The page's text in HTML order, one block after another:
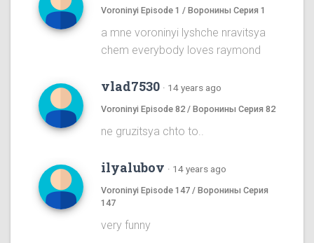
Voroninyi Episode 1 / Воронины Серия 1
a mne voroninyi lyshche nravitsya
chem everybody loves raymond
vlad7530 · 14 years ago
Voroninyi Episode 82 / Воронины Серия 82
ne gruzitsya chto to..
ilyalubov · 14 years ago
Voroninyi Episode 147 / Воронины Серия
147
very funny